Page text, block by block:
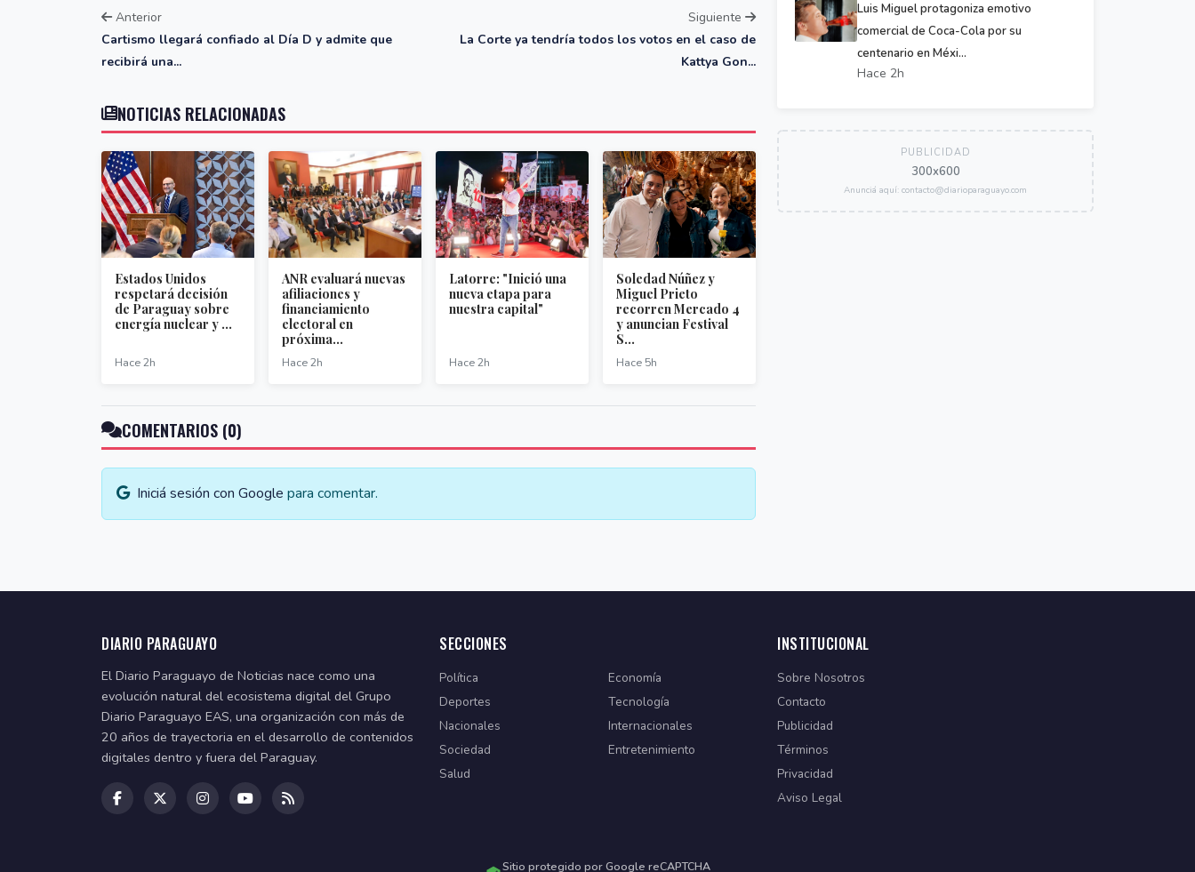
Anterior
Cartismo llegará confiado al Día D y admite que
recibirá una...
Siguiente
La Corte ya tendría todos los votos en el caso de
Kattya Gon...
NOTICIAS RELACIONADAS
Estados Unidos
respetará decisión
de Paraguay sobre
energía nuclear y ...
Hace 2h
ANR evaluará nuevas
afiliaciones y
financiamiento
electoral en
próxima...
Hace 2h
Latorre: "Inició una
nueva etapa para
nuestra capital"
Hace 2h
Soledad Núñez y
Miguel Prieto
recorren Mercado 4
y anuncian Festival
S...
Hace 5h
COMENTARIOS (0)
Iniciá sesión con Google para comentar.
Luis Miguel protagoniza emotivo
comercial de Coca-Cola por su
centenario en Méxi...
Hace 2h
PUBLICIDAD
300x600
Anunciá aquí: contacto@diarioparaguayo.com
DIARIO PARAGUAYO
El Diario Paraguayo de Noticias nace como una
evolución natural del ecosistema digital del Grupo
Diario Paraguayo EAS, una organización con más de
20 años de trayectoria en el desarrollo de contenidos
digitales dentro y fuera del Paraguay.
SECCIONES
Política
Economía
Deportes
Tecnología
Nacionales
Internacionales
Sociedad
Entretenimiento
Salud
INSTITUCIONAL
Sobre Nosotros
Contacto
Publicidad
Términos
Privacidad
Aviso Legal
Sitio protegido por Google reCAPTCHA